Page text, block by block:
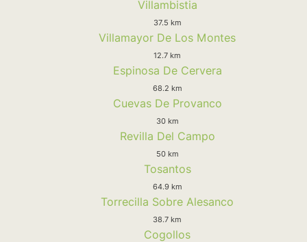
Villambistia
37.5 km
Villamayor De Los Montes
12.7 km
Espinosa De Cervera
68.2 km
Cuevas De Provanco
30 km
Revilla Del Campo
50 km
Tosantos
64.9 km
Torrecilla Sobre Alesanco
38.7 km
Cogollos